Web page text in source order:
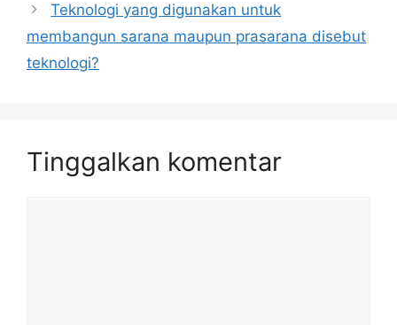
Teknologi yang digunakan untuk
membangun sarana maupun prasarana disebut
teknologi?
Tinggalkan komentar